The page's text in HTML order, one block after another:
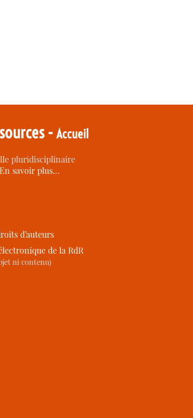
-Accueil
pluridisciplinaire
En savoir plus…
d’auteurs
de la RdR
ni contenu)